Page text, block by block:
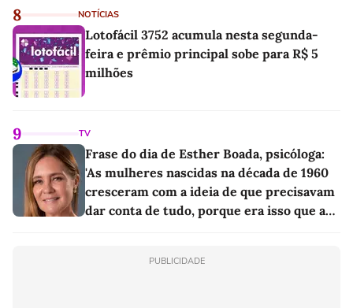
8 NOTÍCIAS
Lotofácil 3752 acumula nesta segunda-
feira e prêmio principal sobe para R$ 5
milhões
9 TV
Frase do dia de Esther Boada, psicóloga:
'As mulheres nascidas na década de 1960
cresceram com a ideia de que precisavam
dar conta de tudo, porque era isso que a
PUBLICIDADE